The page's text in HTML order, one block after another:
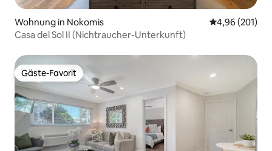
Wohnung in Nokomis
4,96 (201)
Casa del Sol II (Nichtraucher-Unterkunft)
Gäste-Favorit
Gäste-Favorit